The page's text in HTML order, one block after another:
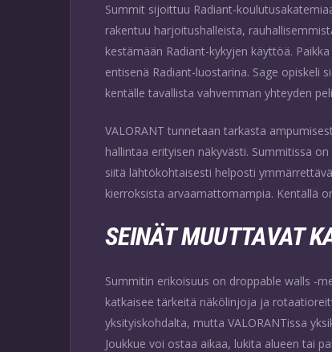
Summit sijoittuu Radiant-
rakentuu harjoitushalleista,
kestämään Radiant-kykyjen käyttöä.
entisenä Radiant-luostarina. Sage opiskeli
kentälle tavallista vahvemman yhteyden
VALORANT tunnetaan tarkasta
hallintaa erityisen näkyvästi. Summitissa
siitä lähtökohtaisesti helposti
kierroksista arvaamattomampia. Kentällä
SEINÄT MUUTTAVAT
Summitin erikoisuus on droppable walls -
katkaisee tärkeitä näkölinjoja ja
yksityiskohdalta, mutta VALORANTissa
Joukkue voi ostaa aikaa, lukita alueen tai